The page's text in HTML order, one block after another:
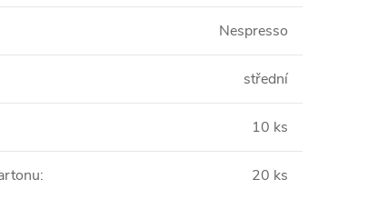
Nespresso
střední
10 ks
: 20 ks